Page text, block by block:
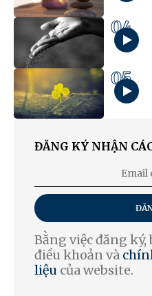
04
05
ĐĂNG KÝ NHẬN
Bằng việc đăng ký,
điều khoản và
liệu của website.